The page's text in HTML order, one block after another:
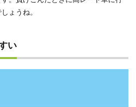
ょうね。
い